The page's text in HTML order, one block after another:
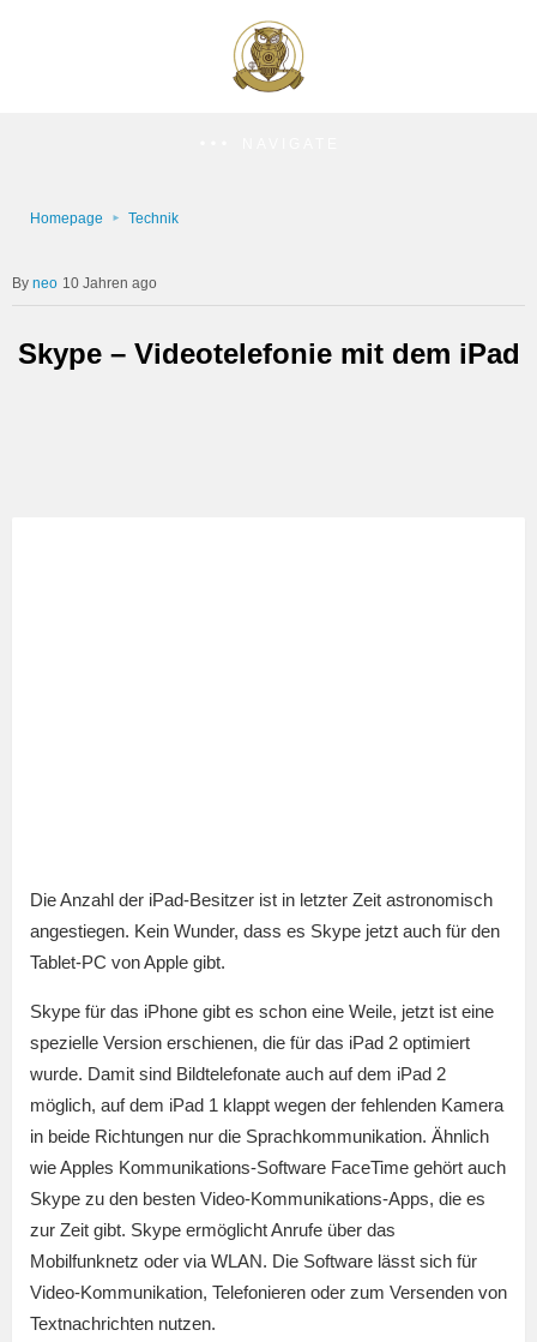
Homepage Technik
neo 10 Jahren ago
Skype – Videotelefonie mit dem iPad
Die Anzahl der iPad-Besitzer ist in letzter Zeit astronomisch
angestiegen. Kein Wunder, dass es Skype jetzt auch für den
Tablet-PC von Apple gibt.
Skype für das iPhone gibt es schon eine Weile, jetzt ist eine
spezielle Version erschienen, die für das iPad 2 optimiert
wurde. Damit sind Bildtelefonate auch auf dem iPad 2
möglich, auf dem iPad 1 klappt wegen der fehlenden Kamera
in beide Richtungen nur die Sprachkommunikation. Ähnlich
wie Apples Kommunikations-Software FaceTime gehört auch
Skype zu den besten Video-Kommunikations-Apps, die es
zur Zeit gibt. Skype ermöglicht Anrufe über das
Mobilfunknetz oder via WLAN. Die Software lässt sich für
Video-Kommunikation, Telefonieren oder zum Versenden von
Textnachrichten nutzen.